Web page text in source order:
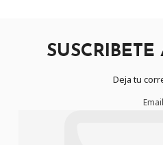
Deja tu
Email